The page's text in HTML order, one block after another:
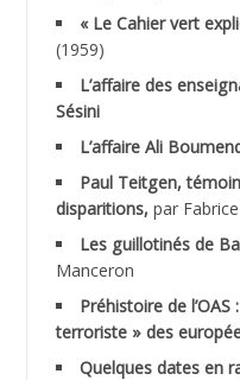
ACHACHE M.*
ACHLAF Ali
ADALMI
ADANE Ramdane *
ADDAD
« Le Cahier vert
(1959)
L’affaire des
Sésini
L’affaire Ali
Paul Teitgen,
disparitions, par
Les guillotinés de
Manceron
Préhistoire de
terroriste » des
Quelques dates en